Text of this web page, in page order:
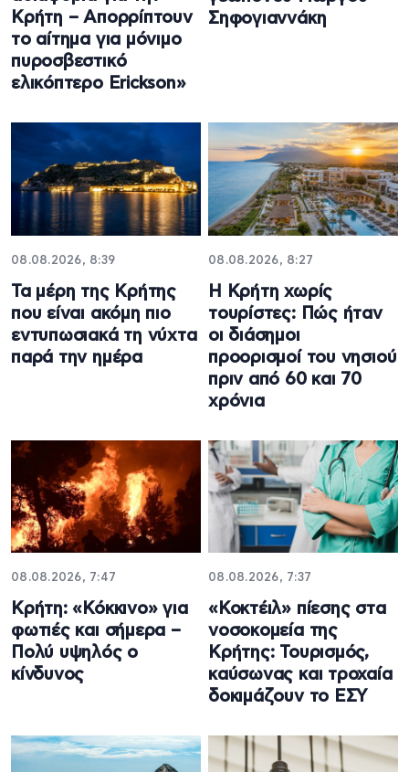
Κρήτη – Απορρίπτουν
το αίτημα για μόνιμο
πυροσβεστικό
ελικόπτερο Erickson»
Σηφογιαννάκη
08.08.2026, 8:39
Τα μέρη της Κρήτης
που είναι ακόμη πιο
εντυπωσιακά τη νύχτα
παρά την ημέρα
08.08.2026, 8:27
Η Κρήτη χωρίς
τουρίστες: Πώς ήταν
οι διάσημοι
προορισμοί του νησιού
πριν από 60 και 70
χρόνια
08.08.2026, 7:47
Κρήτη: «Κόκκινο» για
φωτιές και σήμερα –
Πολύ υψηλός ο
κίνδυνος
08.08.2026, 7:37
«Κοκτέιλ» πίεσης στα
νοσοκομεία της
Κρήτης: Τουρισμός,
καύσωνας και τροχαία
δοκιμάζουν το ΕΣΥ